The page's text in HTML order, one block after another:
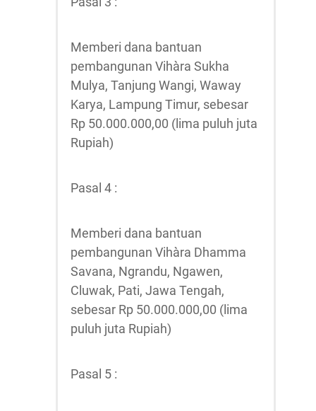
Memberi dana bantuan
pembangunan Vihàra Sukha
Mulya, Tanjung Wangi, Waway
Karya, Lampung Timur, sebesar
Rp 50.000.000,00 (lima puluh juta
Rupiah)
Pasal 4 :
Memberi dana bantuan
pembangunan Vihàra Dhamma
Savana, Ngrandu, Ngawen,
Cluwak, Pati, Jawa Tengah,
sebesar Rp 50.000.000,00 (lima
puluh juta Rupiah)
Pasal 5 :